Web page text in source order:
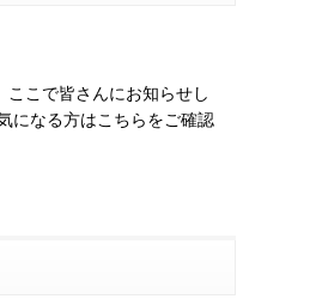
こで皆さんにお知らせし
になる方はこちらをご確認